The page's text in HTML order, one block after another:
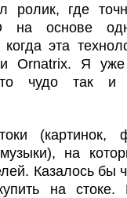
ролик, где
на основе
эта
Ornatrix. Я уже
чудо так
(картинок,
на
Казалось бы
на